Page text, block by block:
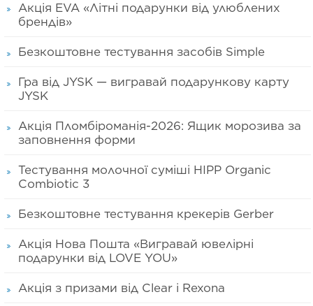
Акція EVA «Літні подарунки від улюблених
брендів»
Безкоштовне тестування засобів Simple
Гра від JYSK — вигравай подарункову карту
JYSK
Акція Пломбіроманія-2026: Ящик морозива за
заповнення форми
Тестування молочної суміші HIPP Organic
Combiotic 3
Безкоштовне тестування крекерів Gerber
Акція Нова Пошта «Вигравай ювелірні
подарунки від LOVE YOU»
Акція з призами від Clear і Rexona